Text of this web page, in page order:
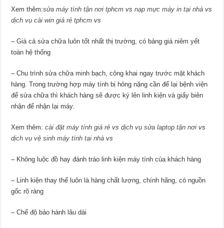
Xem thêm:sửa máy tính tận nơi tphcm vsnạp mực máy in tại nhà vs
dịch vụ cài win giá rẻ tphcm vs
– Giá cả sửa chữa luôn tốt nhất thị trường, có bảng giá niêm yết
toàn hệ thống
– Chu trình sửa chữa minh bạch, công khai ngay trước mặt khách
hàng. Trong trường hợp máy tính bị hỏng nặng cần để lại bệnh viện
để sửa chữa thì khách hàng sẽ được ký lên linh kiện và giấy biên
nhận để nhận lại máy.
Xem thêm:cài đặt máy tính giá rẻ vsdịch vụ sửa laptop tận nơi vs
dịch vụ vệ sinh máy tính tại nhà vs
– Không luộc đồ hay đánh tráo linh kiện máy tính của khách hàng
– Linh kiện thay thế luôn là hàng chất lượng, chính hãng, có nguồn
gốc rõ ràng
– Chế độ bảo hành lâu dài